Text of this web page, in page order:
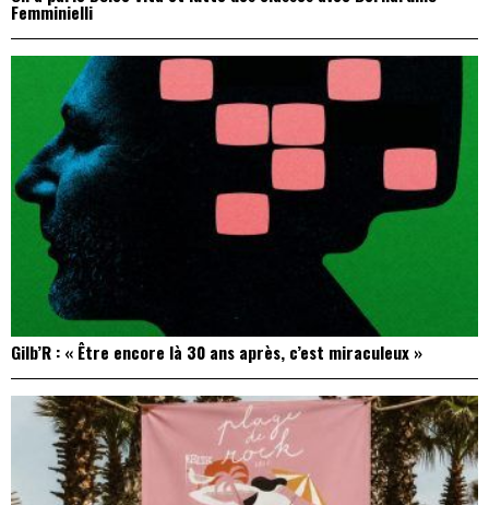
Plage de Rock : et si on allait à Saint Trop’ cet été ?